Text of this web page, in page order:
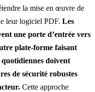
la mise en œuvre de
leur logiciel PDF. Les
une porte d’entrée vers
plate-forme faisant
doivent
de sécurité robustes
Cette approche